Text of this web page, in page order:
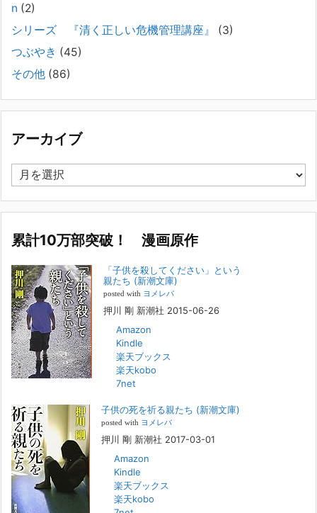
で困っている方へ
2025年8月11日
長年問題解決に至らない家族のパターンのうち、弊社の相談で多い事例
景・特徴続きをみる
集英社オンラインのインタビューを受けました。「漫
画といえば集英社！」というく…
2023年3月1日
集英社オンラインのインタビューを受けました。「漫画といえば集英
社！」というくらいの大御所が、「子供を殺してくださいという親た
ち」に興味を持ってくれたことは、漫画としても私個人としても大変な
名誉です。h[...]
若年層の子供の問題
『「子供を殺してください」という親たち』では、先月まで、10代の対
象者をテーマにした回、「ケース19 奴隷化する親たち」をお送りして
いました。こちらは、最終話をコミックバンチWebで読むことができま
す[...]
FBS福岡放送『目撃者f』出演情報
2022年2月27日
本日（日曜）深夜1時25分～FBS福岡放送『目撃者f』で、（株）トキワ
されます。「俺がつなげてやる～コワモテ“説得屋”の生き様～」続きを
[...]
人と“直接”向き合うことの価値
2022年1月14日
2022年になりました。すでに言い尽くされていることではありますが、
コロナ禍は、日々の生活や生き方そのものを考える機会となりました。
n (2)
シリーズ 『清く正しい危機管理講座』
(3)
つぶやき (45)
その他 (86)
アーカイブ
ー
カ
ブ
累計10万部突破！ 漫画原作
「子供を殺してください」という
親たち (新潮文庫)
posted with ヨメレバ
押川 剛 新潮社 2015-06-26
Amazon
Kindle
楽天ブックス
楽天kobo
7net
子供の死を祈る親たち (新潮文庫)
posted with ヨメレバ
押川 剛 新潮社 2017-03-01
Amazon
Kindle
楽天ブックス
楽天kobo